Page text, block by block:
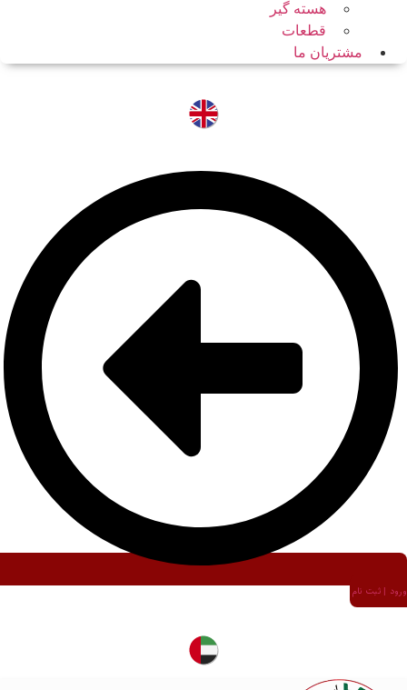
هسته گیر
قطعات
مشتریان ما
ورود | ثبت نام